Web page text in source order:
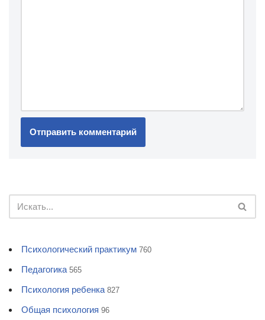
Психологический практикум 760
Педагогика 565
Психология ребенка 827
Общая психология 96